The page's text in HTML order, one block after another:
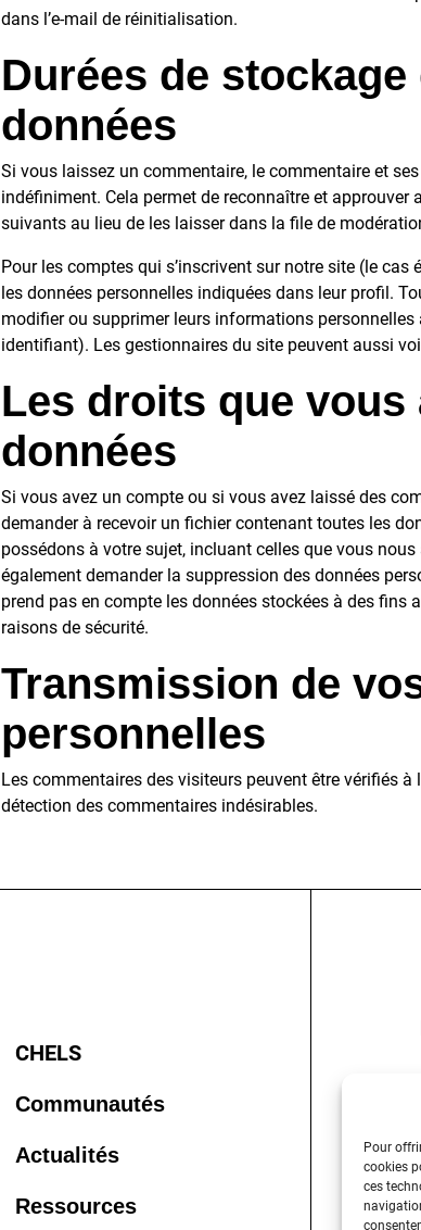
Pour
cookies
ces
dans l’e-mail de réinitialisation.
Durées de stockage
données
Si vous laissez un commentaire, le commentaire et
indéfiniment. Cela permet de reconnaître et
suivants au lieu de les laisser dans la file de
Pour les comptes qui s’inscrivent sur notre site (le
les données personnelles indiquées dans leur profil.
modifier ou supprimer leurs informations personnelles
identifiant). Les gestionnaires du site peuvent aussi
Les droits que vous
données
Si vous avez un compte ou si vous avez laissé des
demander à recevoir un fichier contenant toutes les
possédons à votre sujet, incluant celles que vous
également demander la suppression des données
prend pas en compte les données stockées à des fins
raisons de sécurité.
Transmission de
personnelles
Les commentaires des visiteurs peuvent être vérifiés à
détection des commentaires indésirables.
CHELS
Communautés
Actualités
Ressources